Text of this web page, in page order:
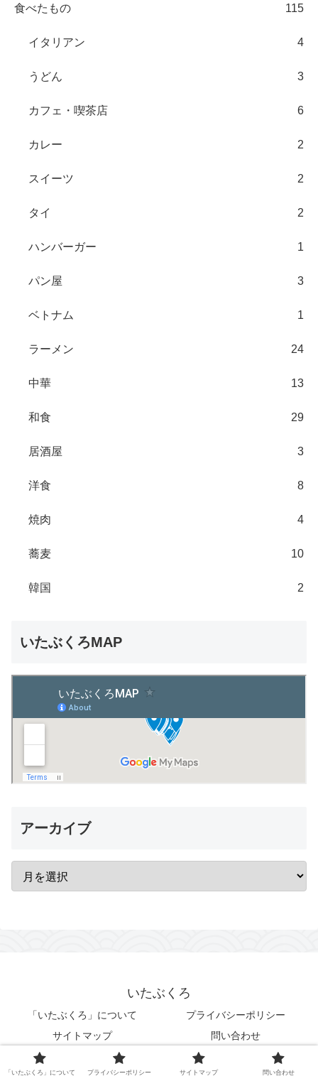
食べたもの 115
イタリアン 4
うどん 3
カフェ・喫茶店 6
カレー 2
スイーツ 2
タイ 2
ハンバーガー 1
パン屋 3
ベトナム 1
ラーメン 24
中華 13
和食 29
居酒屋 3
洋食 8
焼肉 4
蕎麦 10
韓国 2
いたぶくろMAP
アーカイブ
いたぶくろ
「いたぶくろ」について
プライバシーポリシー
サイトマップ
問い合わせ
© 2019-2026 いたぶくろ.
「いたぶくろ」について プライバシーポリシー サイトマップ 問い合わせ